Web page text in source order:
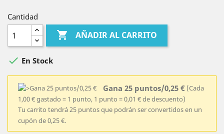
Cantidad
 AÑADIR AL CARRITO
 En Stock
Gana 25 puntos/0,25 € (Cada
1,00 € gastado = 1 punto, 1 punto = 0,01 € de descuento)
Tu carrito tendrá 25 puntos que podrán ser convertidos en un
cupón de 0,25 €.